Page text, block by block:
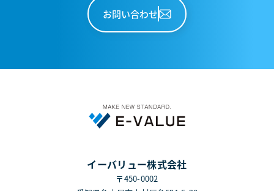
お問い合わせ
イーバリュー株式会社
〒450-0002